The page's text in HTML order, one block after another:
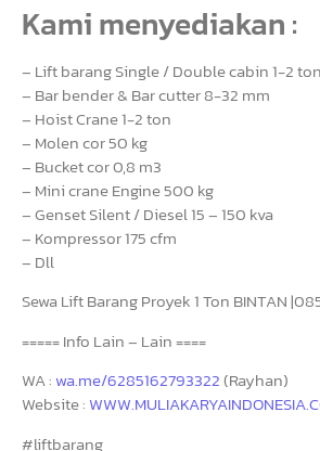
Kami menyediakan :
– Lift barang Single / Double cabin 1-2 ton
– Bar bender & Bar cutter 8-32 mm
– Hoist Crane 1-2 ton
– Molen cor 50 kg
– Bucket cor 0,8 m3
– Mini crane Engine 500 kg
– Genset Silent / Diesel 15 – 150 kva
– Kompressor 175 cfm
– Dll
Sewa Lift Barang Proyek 1 Ton BINTAN
===== Info Lain – Lain ====
WA : wa.me/6285162793322(Rayhan)
Website :
#liftbarang